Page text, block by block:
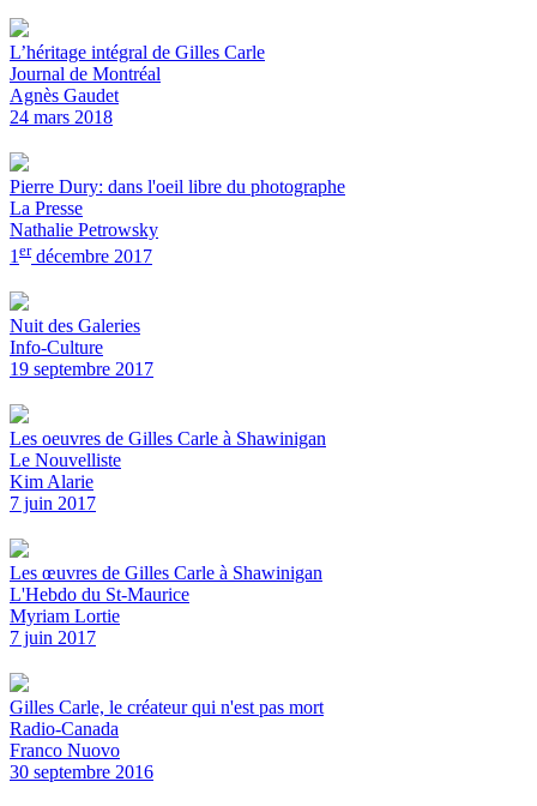
L’héritage intégral de Gilles Carle
Journal de Montréal
Agnès Gaudet
24 mars 2018
Pierre Dury: dans l'oeil libre du photographe
La Presse
Nathalie Petrowsky
1 erdécembre 2017
Nuit des Galeries
Info-Culture
19 septembre 2017
Les oeuvres de Gilles Carle à Shawinigan
Le Nouvelliste
Kim Alarie
7 juin 2017
Les œuvres de Gilles Carle à Shawinigan
L'Hebdo du St-Maurice
Myriam Lortie
7 juin 2017
Gilles Carle, le créateur qui n'est pas mort
Radio-Canada
Franco Nuovo
30 septembre 2016